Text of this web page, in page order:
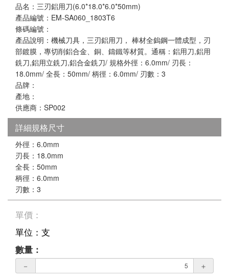
品名：三刃鋁用刀(6.0*18.0*6.0*50mm)
產品編號：EM-SA060_1803T6
條碼編號：
產品說明：機械刀具，三刃鋁用刀， 棒材全鎢鋼一體成型，刃
部鍍膜，專切削鋁合金、銅、鑄鐵等材質。通稱：鋁用刀,鋁用
銑刀,鋁用立銑刀,鋁合金銑刀/ 規格外徑：6.0mm/ 刃長：
18.0mm/ 全長：50mm/ 柄徑：6.0mm/ 刃數：3
品牌：
產地：
供應商：SP002
詳細規格尺寸
外徑：6.0mm
刃長：18.0mm
全長：50mm
柄徑：6.0mm
刃數：3
單價：
單位：支
數量：
－ ＋